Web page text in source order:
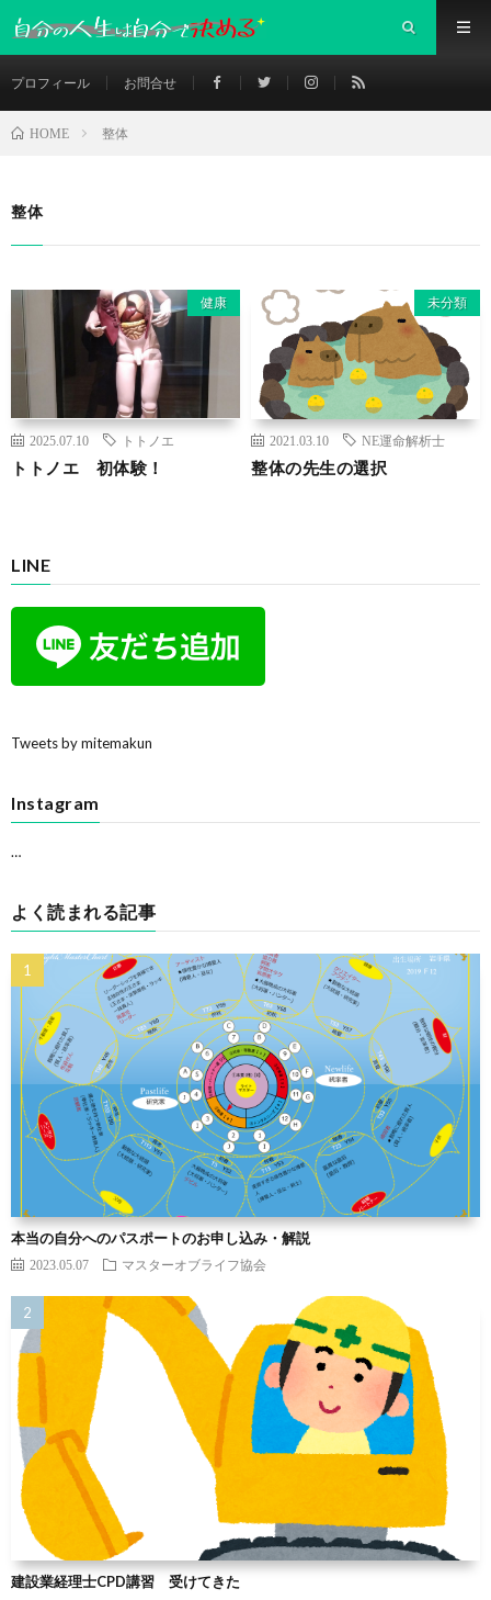
プロフィール お問合せ
HOME 整体
整体
健康
2025.07.10 トトノエ
トトノエ 初体験！
未分類
2021.03.10 NE運命解析士
整体の先生の選択
LINE
Tweets by mitemakun
Instagram
…
よく読まれる記事
本当の自分へのパスポートのお申し込み・解説
2023.05.07 マスターオブライフ協会
建設業経理士CPD講習 受けてきた